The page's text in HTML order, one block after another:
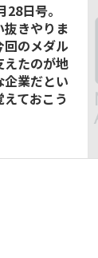
日号。
抜きやりま
回のメダル
えたのが地
業だとい
ておこう